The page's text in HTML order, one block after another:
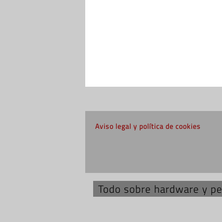
Aviso legal y política de cookies
Todo sobre hardware y